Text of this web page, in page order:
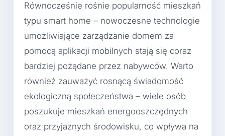
Równocześnie rośnie popularność mieszkań
typu smart home – nowoczesne technologie
umożliwiające zarządzanie domem za
pomocą aplikacji mobilnych stają się coraz
bardziej pożądane przez nabywców. Warto
również zauważyć rosnącą świadomość
ekologiczną społeczeństwa – wiele osób
poszukuje mieszkań energooszczędnych
oraz przyjaznych środowisku, co wpływa na